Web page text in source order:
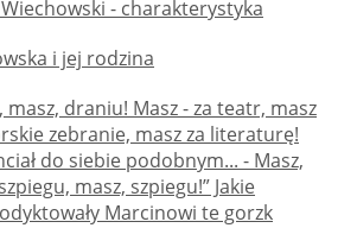
- charakterystyka
i jej rodzina
masz, draniu! Masz - za teatr, masz
zebranie, masz za literaturę!
do siebie podobnym... - Masz,
masz, szpiegu!” Jakie
Marcinowi te gorzk